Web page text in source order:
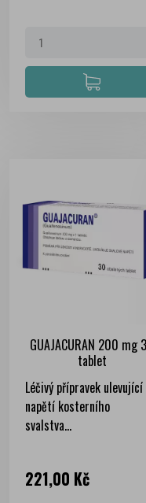
GUAJACURAN 200 mg
tablet
Léčivý přípravek ulevující
napětí kosterního
svalstva...
Cena
221,00 Kč